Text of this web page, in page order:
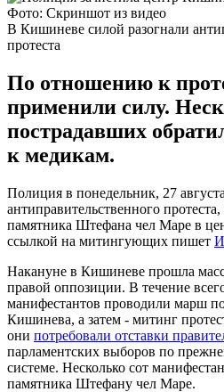
Фото: Скриншот из видео
В Кишиневе силой разогнали
протеста
По отношению к
применили силу.
пострадавших
к медикам.
Полиция в понедельник, 27
антиправительственного
памятника Штефана чел Маре в
ссылкой на митингующих пишет
Накануне в Кишиневе прошла
правой оппозиции. В течение
манифестантов проводили марш
Кишинева, а затем - митинг
они потребовали отставки
парламентских выборов по
системе. Несколько сот
памятника Штефану чел Маре.